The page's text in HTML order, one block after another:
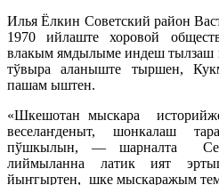
Илья Ёлкин Советский район
1970 ийлаште хоровой
влакым ямдылыме индеш тылзаш
тўвыра аланыште тыршен,
пашам ыштен.
«Шкешотан мыскара
веселаҥденыт, шонкалаш
пўшкылын, — шарналта
лиймыланна латик ият
йыҥгыртен, шке мыскаражым